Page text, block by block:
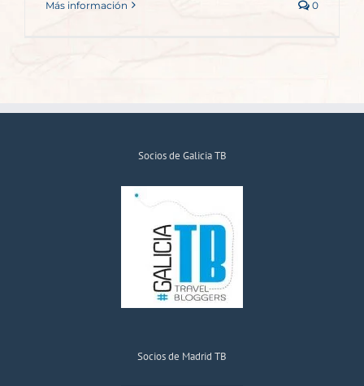
Más información 0
Socios de Galicia TB
Socios de Madrid TB